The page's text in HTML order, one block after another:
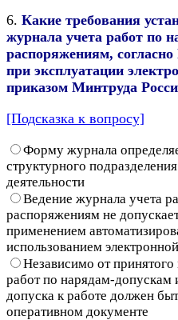
6. Какие требования
журнала учета работ по
распоряжениям,
при эксплуатации
приказом Минтруда
[Подсказка к вопросу]
Форму журнала
структурного
деятельности
Ведение журнала учета
распоряжениям не
применением
использованием
Независимо от
работ по нарядам-допускам
допуска к работе должен
оперативном документе